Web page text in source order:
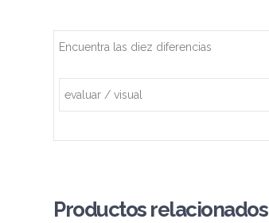
Encuentra las diez diferencias
evaluar / visual
Productos relacionados